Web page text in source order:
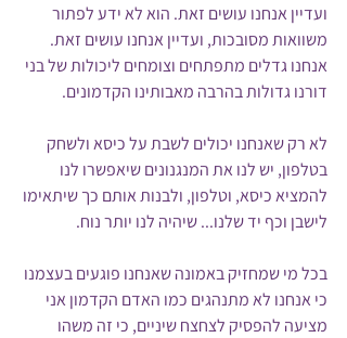
ועדיין אנחנו עושים זאת. הוא לא ידע לפתור
משוואות מסובכות, ועדיין אנחנו עושים זאת.
אנחנו גדלים מתפתחים וצומחים ליכולות של בני
דורנו גדולות בהרבה מאבותינו הקדמונים.
לא רק שאנחנו יכולים לשבת על כיסא ולשחק
בטלפון, יש לנו את המנגנונים שיאפשרו לנו
להמציא כיסא, וטלפון, ולבנות אותם כך שיתאימו
לישבן וכף יד שלנו... שיהיה לנו יותר נוח.
בכל מי שמחזיק באמונה שאנחנו פוגעים בעצמנו
כי אנחנו לא מתנהגים כמו האדם הקדמון אני
מציעה להפסיק לצחצח שיניים, כי זה משהו